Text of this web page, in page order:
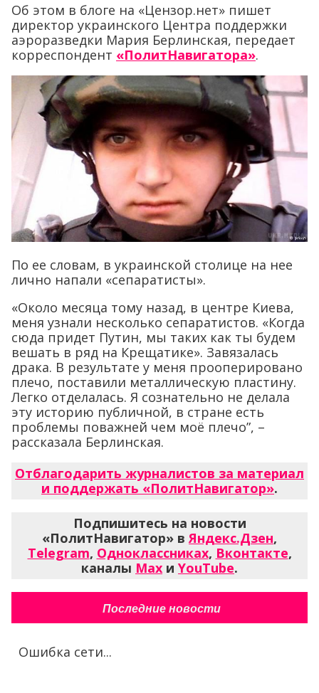
Об этом в блоге на «Цензор.нет» пишет
директор украинского Центра поддержки
аэроразведки Мария Берлинская, передает
корреспондент «ПолитНавигатора».
По ее словам, в украинской столице на нее
лично напали «сепаратисты».
«Около месяца тому назад, в центре Киева,
меня узнали несколько сепаратистов. «Когда
сюда придет Путин, мы таких как ты будем
вешать в ряд на Крещатике». Завязалась
драка. В результате у меня прооперировано
плечо, поставили металлическую пластину.
Легко отделалась. Я сознательно не делала
эту историю публичной, в стране есть
проблемы поважней чем моё плечо”, –
рассказала Берлинская.
Отблагодарить журналистов за материал
и поддержать «ПолитНавигатор».
Подпишитесь на новости
«ПолитНавигатор» вЯндекс.Дзен,
Telegram, Одноклассниках, Вконтакте,
каналы Max и YouTube.
Последние новости
Ошибка сети...